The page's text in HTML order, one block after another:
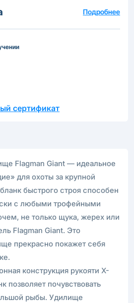
Подробнее
сертификат
Flagman Giant — идеальное
для охоты за крупной
быстрого строя способен
с любыми трофейными
не только щука, жерех или
Flagman Giant. Это
прекрасно покажет себя
конструкция рукояти X-
позволяет почувствовать
рыбы. Удилище